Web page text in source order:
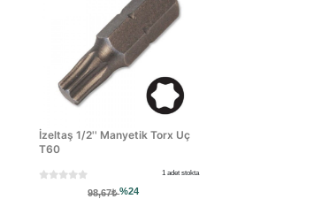
İzeltaş 1/2'' Manyetik Torx Uç
T60
1 adet stokta
98,67₺%24